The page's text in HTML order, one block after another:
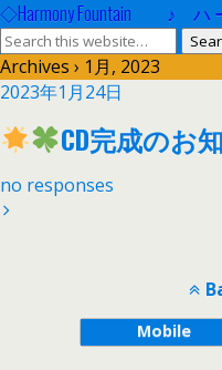
◇Harmony Fountain ♪ ハ
Archives › 1月, 2023
2023年1月24日
CD完成のお
no responses
Mobile